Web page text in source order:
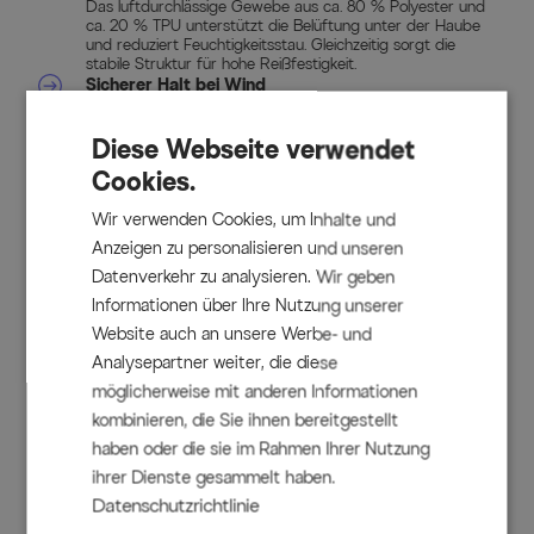
Das luftdurchlässige Gewebe aus ca. 80 % Polyester und
ca. 20 % TPU unterstützt die Belüftung unter der Haube
und reduziert Feuchtigkeitsstau. Gleichzeitig sorgt die
stabile Struktur für hohe Reißfestigkeit.
Sicherer Halt bei Wind
Ort und Stelle und schützt Ihre Sonnenliegen zuverlässig.
Langlebige Verarbeitung
Doppelte Nähte und eine Materialstärke von ca. 160–170
Ausführung ist für den dauerhaften Einsatz im
Außenbereich konzipiert.
Lieferumfang
2x Abdeckhaube für Solera Sonnenliege, hellgrau,
Polyester mit TPU, ca. 205 x 75 x 34 cm, mit Kordelzug
und Stoppern
1x Abdeckhaube für Solera Beistellelement, hellgrau,
Polyester mit TPU, ca. 48 x 48 x 25 cm, mit Kordelzug
und Stoppern
Diese Webseite verwendet
Cookies.
Wir verwenden Cookies, um Inhalte und
Anzeigen zu personalisieren und unseren
Datenverkehr zu analysieren. Wir geben
Informationen über Ihre Nutzung unserer
Website auch an unsere Werbe- und
Analysepartner weiter, die diese
möglicherweise mit anderen Informationen
kombinieren, die Sie ihnen bereitgestellt
haben oder die sie im Rahmen Ihrer Nutzung
ihrer Dienste gesammelt haben.
Datenschutzrichtlinie